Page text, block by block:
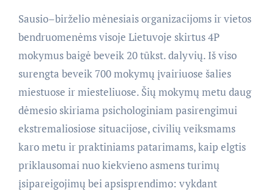
Sausio–birželio mėnesiais organizacijoms ir vietos
bendruomenėms visoje Lietuvoje skirtus 4P
mokymus baigė beveik 20 tūkst. dalyvių. Iš viso
surengta beveik 700 mokymų įvairiuose šalies
miestuose ir miesteliuose. Šių mokymų metu daug
dėmesio skiriama psichologiniam pasirengimui
ekstremaliosiose situacijose, civilių veiksmams
karo metu ir praktiniams patarimams, kaip elgtis
priklausomai nuo kiekvieno asmens turimų
įsipareigojimų bei apsisprendimo: vykdant